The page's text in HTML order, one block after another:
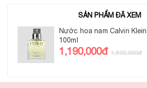
SẢN PHẨM ĐÃ XEM
Nước hoa nam Calvin
100ml
1,190,000đ 1,500,000đ